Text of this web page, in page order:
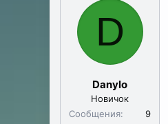
D
Danylo
Новичок
Сообщения
9